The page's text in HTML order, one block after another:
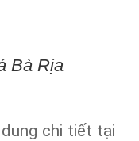
Bà Rịa
chi tiết tại